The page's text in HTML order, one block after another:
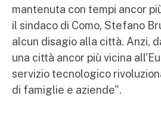
mantenuta con tempi ancor
il sindaco di Como, Stefano
alcun disagio alla città. Anzi,
una città ancor più vicina
servizio tecnologico
di famiglie e aziende".